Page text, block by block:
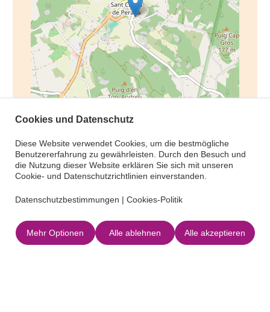
Kontakt
E-mail
Telefon
Cookies und Datenschutz
Diese Website verwendet Cookies, um die bestmögliche
Benutzererfahrung zu gewährleisten. Durch den Besuch und
die Nutzung dieser Website erklären Sie sich mit unseren
Cookie- und Datenschutzrichtlinien einverstanden.
Datenschutzbestimmungen | Cookies-Politik
Mehr Optionen Alle ablehnen Alle akzeptieren